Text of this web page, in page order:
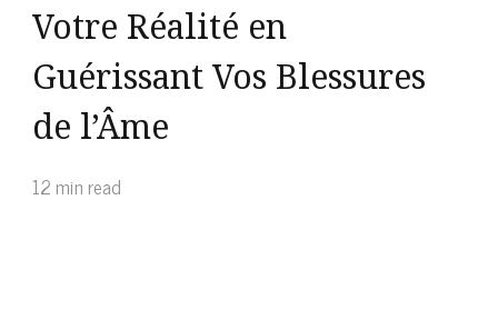
Votre Réalité en
Guérissant Vos Blessures
de l’Âme
12 min read